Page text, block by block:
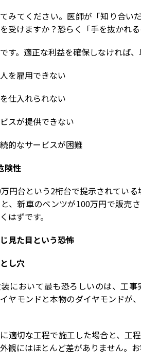
みてください。医師が「知り合い
受けますか？恐らく「手を抜かれ
す。適正な利益を確保しなければ
を雇用できない
仕入れられない
スが提供できない
的なサービスが困難
険性
万円台という2桁台で提示されている
、新車のベンツが100万円で販売
はずです。
見た目という恐怖
し穴
において最も恐ろしいのは、工
ヤモンドと本物のダイヤモンドが
適切な工程で施工した場合と、工
観にはほとんど差がありません。